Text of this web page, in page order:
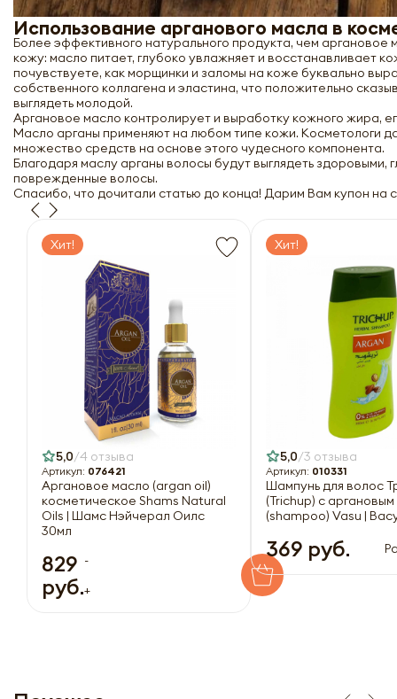
Использование арганового масла в
Более эффективного натурального продукта, чем
кожу: масло питает, глубоко увлажняет и восстанавливает
почувствуете, как морщинки и заломы на коже буквально
собственного коллагена и эластина, что положительно
выглядеть молодой.
Аргановое масло контролирует и выработку кожного жира,
Масло арганы применяют на любом типе кожи. Косметологи
множество средств на основе этого чудесного компонента.
Благодаря маслу арганы волосы будут выглядеть
поврежденные волосы.
Спасибо, что дочитали статью до конца! Дарим Вам купон на
Хит!
5,0 4 отзыва
Артикул: 076421
Аргановое масло (argan oil)
косметическое Shams Natural
Oils | Шамс Нэйчерал Оилс
30мл
829
руб.
-
+
Хит!
5,0 3 отзыва
Артикул: 010331
Шампунь для волос
(Trichup) с
(shampoo) Vasu |
369 руб.